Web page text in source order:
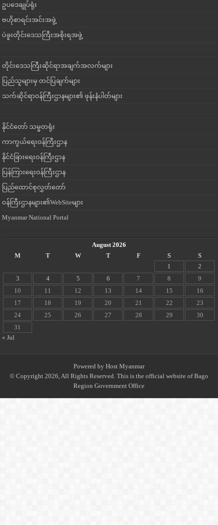
ဥပဒေချုပ်ရုံး
ဗဟိုစာရင်းအင်းအဖွဲ့
ပဲခူးတိုင်းဒေသကြီးအစိုးရအဖွဲ့
တိုင်းဒေသကြီးဆိုင်ရာအချက်အလက်များ
ပြည်သူများမှ တင်ပြချက်များ
သက်ဆိုင်ရာဝန်ကြီးဌာနများ၏ ဖုန်းနံပါတ်များ
နိုင်ငံတော် သမ္မတရုံး
ကာကွယ်ရေးဝန်ကြီးဌာန
နိုင်ငံခြားရေးဝန်ကြီးဌာန
ပြန်ကြားရေးဝန်ကြီးဌာန
ပြည်ထောင်စုလွှတ်တော်
ဝန်ကြီးဌာနများ၏WebSiteများ
Myanmar National Portal
August 2026
M
T W T F S
S
1
2
3
4 5 6 7 8
9
10
11 12 13 14 15
16
17
18 19 20 21 22
23
24
25 26 27 28 29
30
31
« Jul
Powered by Host Myanmar
© Copyright 2026, All Rights Reserved. This is the official website of Bago
Region Government Office